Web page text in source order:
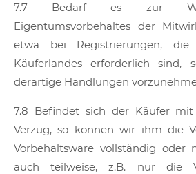
7.7 Bedarf es zur
Eigentumsvorbehaltes der
etwa bei Registrierungen,
Käuferlandes erforderlich
derartige Handlungen
7.8 Befindet sich der Käufer
Verzug, so können wir ihm die
Vorbehaltsware vollständig oder
auch teilweise, z.B. nur die